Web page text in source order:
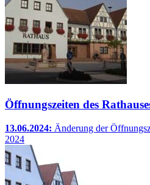
Öffnungszeiten des
13.06.2024: Änderung der
2024